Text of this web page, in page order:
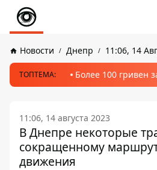
Новости Днепр 11:06, 14
ТОПТЕМА: Более 100 гривен
11:06, 14 августа 2023
В Днепре некоторые
сокращенному
движения